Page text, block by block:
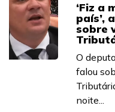
‘Fiz a
país’,
sobre
O
falou
noite...